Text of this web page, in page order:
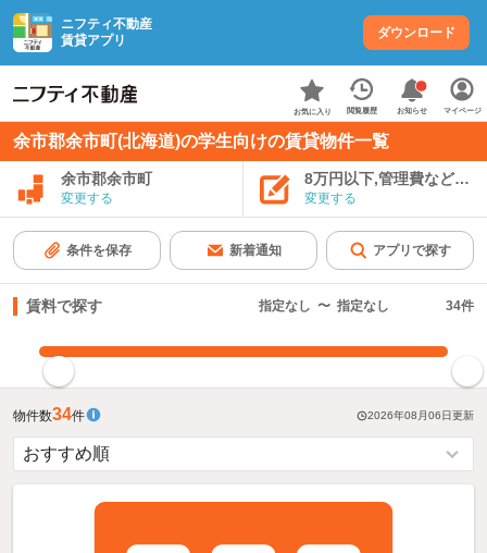
ニフティ不動産
賃貸アプリ
ダウンロード
お気に入り 閲覧履歴 お知らせ マイページ
余市郡余市町(北海道)の学生向けの賃貸物件一覧
余市郡余市町
変更する
8万円以下,管理費など込み
変更する
条件を保存 新着通知 アプリで探す
賃料で探す 指定なし 〜 指定なし 34件
物件数34件 2026年08月06日更新